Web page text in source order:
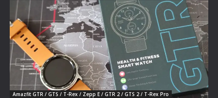
Amazfit GTR / GTS / T-Rex / Zepp E / GTR 2 / GTS 2 / T-Rex Pro